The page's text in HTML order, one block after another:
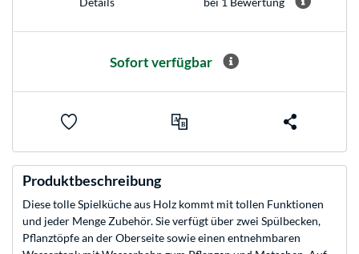
Sofort verfügbar
Produktbeschreibung
Diese tolle Spielküche aus Holz kommt mit tollen Funktionen
und jeder Menge Zubehör. Sie verfügt über zwei Spülbecken,
Pflanztöpfe an der Oberseite sowie einen entnehmbaren